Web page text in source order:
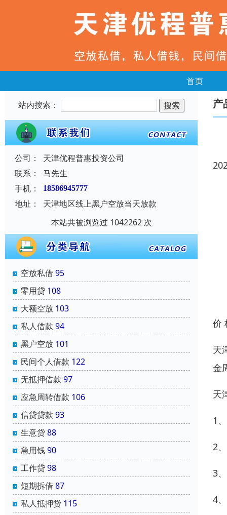
首页
站内搜索：
公司：
天津优程普惠投资公司
联系：
马先生
手机：
18586945777
地址：
天津地区线上黑户空放当天放款
本站共被浏览过 1042262 次
空放私借95
零用贷 108
大额空放 103
私人借款 94
黑户空放 101
民间个人借款 122
无抵押借款 97
应急周转借款 106
信贷贷款 93
生意贷88
急用钱90
工作贷98
短期拆借87
私人抵押贷 115
产
价
天
金
天
1
2
3
4